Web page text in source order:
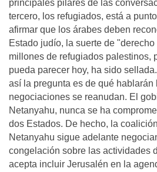
principales pilares de las
tercero, los refugiados, está a
afirmar que los árabes deben
Estado judío, la suerte de
millones de refugiados palestinos,
pueda parecer hoy, ha sido
así la pregunta es de qué
negociaciones se reanudan. El
Netanyahu, nunca se ha
dos Estados. De hecho, la
Netanyahu sigue adelante
congelación sobre las actividades
acepta incluir Jerusalén en la